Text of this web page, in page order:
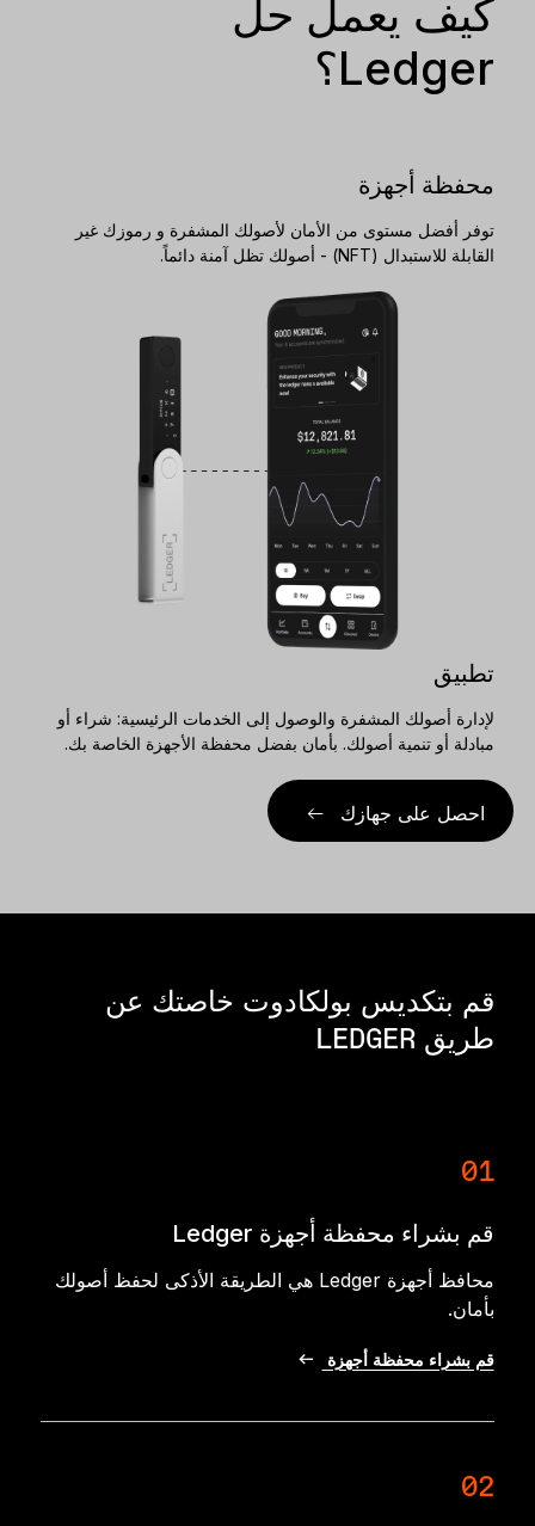
كيف يعمل حل
Ledger؟
محفظة أجهزة
توفر أفضل مستوى من الأمان لأصولك المشفرة و رموزك غير
القابلة للاستبدال (NFT) - أصولك تظل آمنة دائماً.
تطبيق
لإدارة أصولك المشفرة والوصول إلى الخدمات الرئيسية: شراء أو
مبادلة أو تنمية أصولك. بأمان بفضل محفظة الأجهزة الخاصة بك.
احصل على جهازك
قم بتكديس بولكادوت خاصتك عن
طريق LEDGER
01
قم بشراء محفظة أجهزة Ledger
محافظ أجهزة Ledger هي الطريقة الأذكى لحفظ أصولك
بأمان.
قم بشراء محفظة أجهزة
02